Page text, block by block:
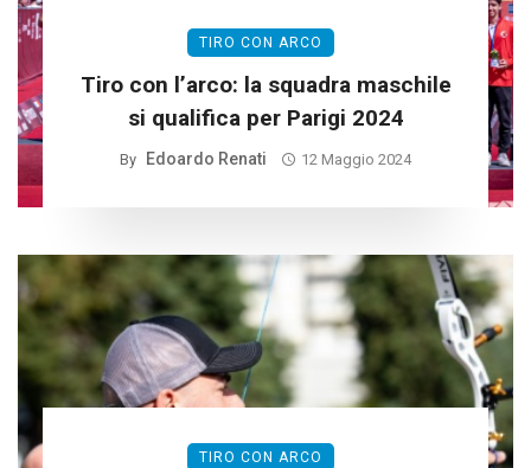
TIRO CON ARCO
Tiro con l’arco: la squadra maschile
si qualifica per Parigi 2024
By Edoardo Renati 12 Maggio 2024
TIRO CON ARCO